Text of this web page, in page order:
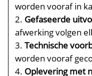
worden vooraf in
Gefaseerde
afwerking volgen
Technische
worden vooraf
Oplevering met